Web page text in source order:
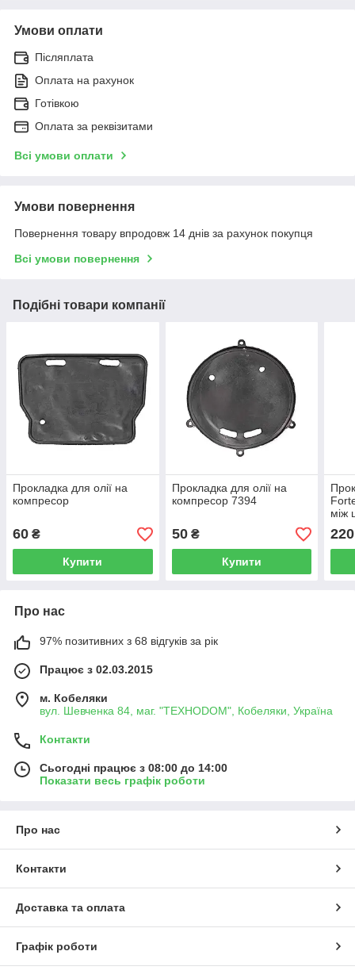
Умови оплати
Післяплата
Оплата на рахунок
Готівкою
Оплата за реквізитами
Всі умови оплати
Умови повернення
Повернення товару впродовж 14 днів за рахунок покупця
Всі умови повернення
Подібні товари компанії
Прокладка для олії на
компресор
60 ₴
Купити
Прокладка для олії на
компресор 7394
50₴
Купити
між
мм)
220
Про нас
97% позитивних з 68 відгуків за рік
Працює з 02.03.2015
м. Кобеляки
вул. Шевченка 84, маг. "ТЕХНОDOM", Кобеляки, Україна
Контакти
Сьогодні працює з 08:00 до 14:00
Показати весь графік роботи
Про нас
Контакти
Доставка та оплата
Графік роботи